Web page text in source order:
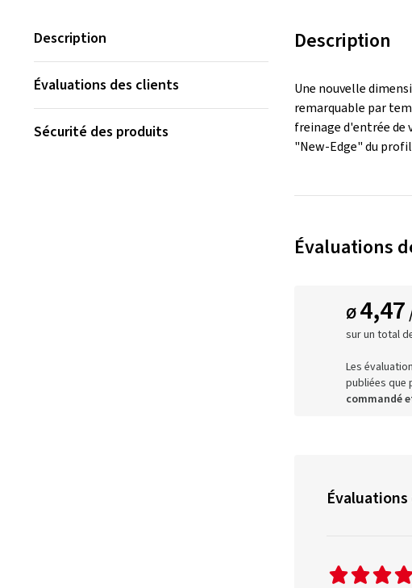
Description
Évaluations des clients
Sécurité des produits
Description
Une nouvelle
remarquable par
freinage d'entrée de
"New-Edge" du
Évaluations
Ø4,47
sur un total
Les
publiées que
commandé